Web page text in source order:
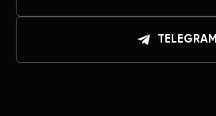
TELEGRAM